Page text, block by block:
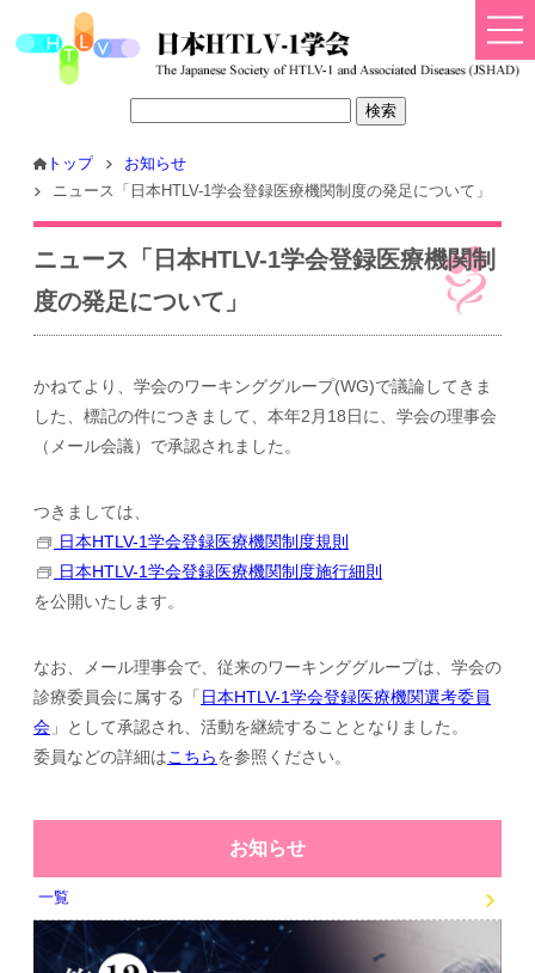
トップ
お知らせ
ニュース「日本HTLV-1学会登録医療機関制度の発足について」
ニュース「日本HTLV-1学会登録医療機関制
度の発足について」
かねてより、学会のワーキンググループ(WG)で議論してきま
した、標記の件につきまして、本年2月18日に、学会の理事会
（メール会議）で承認されました。
つきましては、
日本HTLV-1学会登録医療機関制度規則
日本HTLV-1学会登録医療機関制度施行細則
を公開いたします。
なお、メール理事会で、従来のワーキンググループは、学会の
診療委員会に属する「日本HTLV-1学会登録医療機関選考委員
会 」として承認され、活動を継続することとなりました。
委員などの詳細はこちらを参照ください。
お知らせ
一覧